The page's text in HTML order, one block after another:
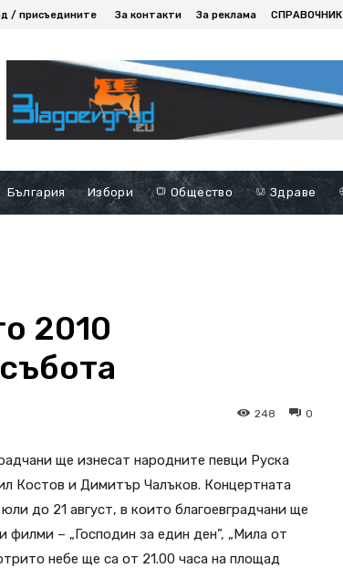
/ присъедините За контакти За реклама СПРАВОЧНИК
България Избори Общество Здраве
2010
0
248
ще изнесат народните певци Руска
Костов и Димитър Чалъков. Концертната
до 21 август, в които благоевградчани ще
филми – „Господин за един ден”, „Мила от
небе ще са от 21.00 часа на площад